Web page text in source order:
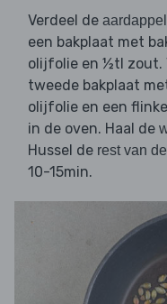
Verdeel de aardappel
een bakplaat met
olijfolie en ½tl zout.
tweede bakplaat
olijfolie en een
in de oven. Haal de
Hussel de rest van
10-15min.